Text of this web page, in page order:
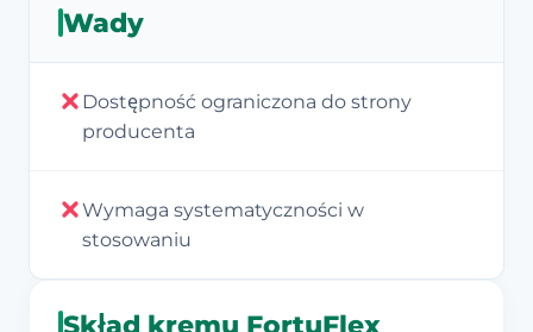
Wady
Dostępność ograniczona do strony
producenta
Wymaga systematyczności w
stosowaniu
Skład kremu FortuFlex